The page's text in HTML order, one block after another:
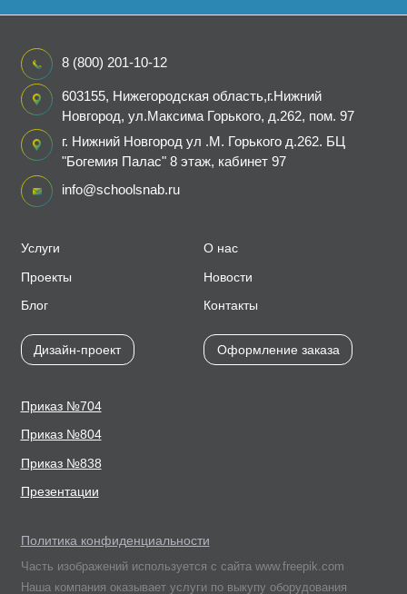
Услуги
Проекты
Блог
Дизайн-проект
О нас
Новости
Контакты
Оформление заказа
Приказ №704
Приказ №804
Приказ №838
Презентации
8 (800) 201-10-12
603155, Нижегородская область,г.Нижний
Новгород, ул.Максима Горького, д.262, пом. 97
г. Нижний Новгород ул .М. Горького д.262. БЦ
"Богемия Палас" 8 этаж, кабинет 97
info@schoolsnab.ru
Политика конфиденциальности
Часть изображений используется с сайта www.freepik.com
Наша компания оказывает услуги по выкупу оборудования